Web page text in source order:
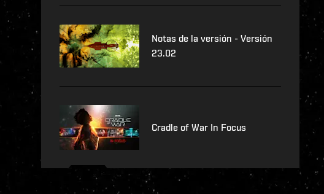
Notas de la versión - Versión
23.02
Cradle of War In Focus